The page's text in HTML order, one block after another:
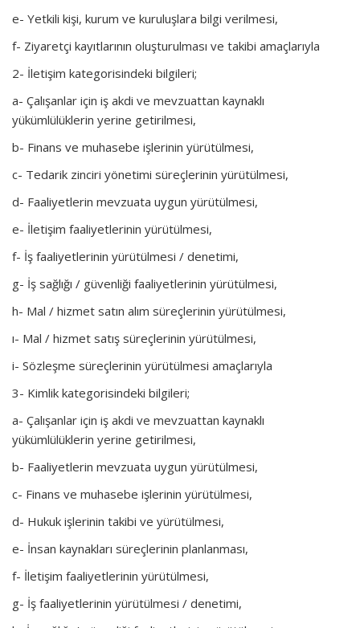
e- Yetkili kişi, kurum ve kuruluşlara bilgi verilmesi,
f- Ziyaretçi kayıtlarının oluşturulması ve takibi amaçlarıyla
2- İletişim kategorisindeki bilgileri;
a- Çalışanlar için iş akdi ve mevzuattan kaynaklı
yükümlülüklerin yerine getirilmesi,
b- Finans ve muhasebe işlerinin yürütülmesi,
c- Tedarik zinciri yönetimi süreçlerinin yürütülmesi,
d- Faaliyetlerin mevzuata uygun yürütülmesi,
e- İletişim faaliyetlerinin yürütülmesi,
f- İş faaliyetlerinin yürütülmesi / denetimi,
g- İş sağlığı / güvenliği faaliyetlerinin yürütülmesi,
h- Mal / hizmet satın alım süreçlerinin yürütülmesi,
ı- Mal / hizmet satış süreçlerinin yürütülmesi,
i- Sözleşme süreçlerinin yürütülmesi amaçlarıyla
3- Kimlik kategorisindeki bilgileri;
a- Çalışanlar için iş akdi ve mevzuattan kaynaklı
yükümlülüklerin yerine getirilmesi,
b- Faaliyetlerin mevzuata uygun yürütülmesi,
c- Finans ve muhasebe işlerinin yürütülmesi,
d- Hukuk işlerinin takibi ve yürütülmesi,
e- İnsan kaynakları süreçlerinin planlanması,
f- İletişim faaliyetlerinin yürütülmesi,
g- İş faaliyetlerinin yürütülmesi / denetimi,